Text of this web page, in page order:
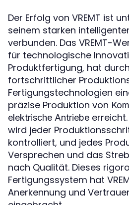
Der Erfolg von VREMT ist
seinem starken
verbunden. Das VREMT-
für technologische
Produktfertigung, hat
fortschrittlicher
Fertigungstechnologien
präzise Produktion von
elektrische Antriebe erreicht.
wird jeder
kontrolliert, und jedes
Versprechen und das
nach Qualität. Dieses
Fertigungssystem hat
Anerkennung und